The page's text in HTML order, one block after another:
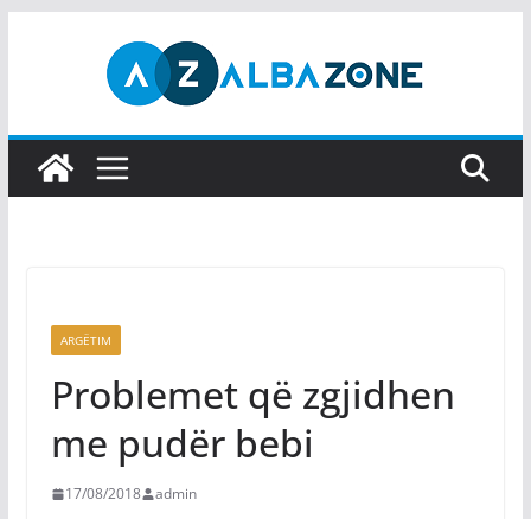
ARGËTIM
Problemet që zgjidhen
me pudër bebi
17/08/2018 admin